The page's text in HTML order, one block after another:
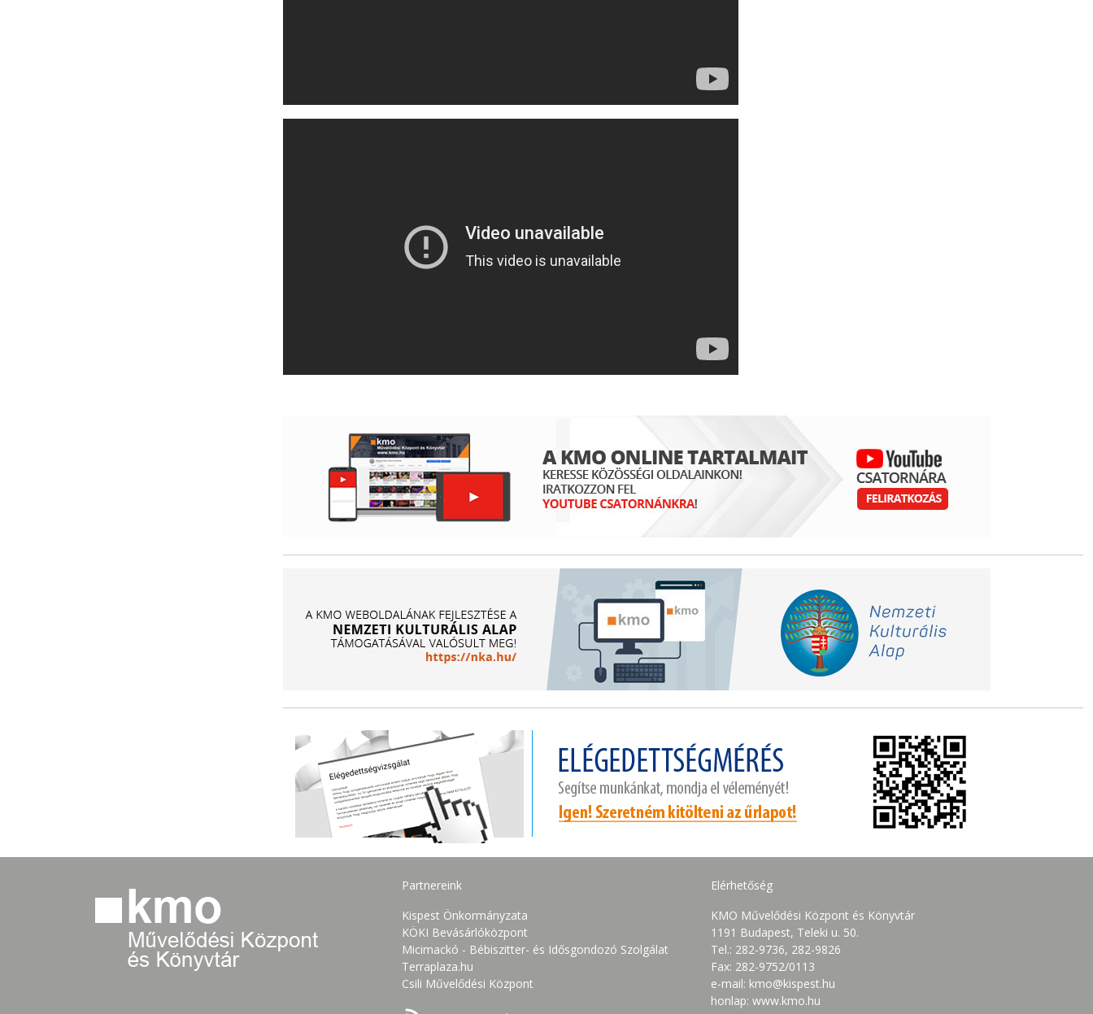
Partnereink
Kispest Önkormányzata
KÖKI Bevásárlóközpont
Micimackó - Bébiszitter- és Idősgondozó Szolgálat
Terraplaza.hu
Csili Művelődési Központ
Elérhetőség
KMO Művelődési Központ és Könyvtár
1191 Budapest, Teleki u. 50.
Tel.: 282-9736, 282-9826
Fax: 282-9752/0113
e-mail: kmo@kispest.hu
honlap: www.kmo.hu